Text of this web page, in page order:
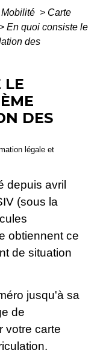
Mobilité > Carte
> En quoi consiste le
des
LE
DES
légale et
depuis avril
(sous la
obtiennent ce
de situation
jusqu'à sa
de
votre carte